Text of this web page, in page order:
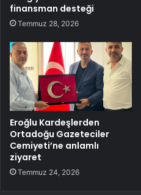
finansman desteği
Temmuz 28, 2026
Eroğlu Kardeşlerden
Ortadoğu Gazeteciler
Cemiyeti’ne anlamlı
ziyaret
Temmuz 24, 2026